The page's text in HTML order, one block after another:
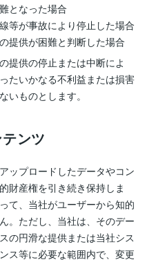
となった場合
等が事故により停止した場合
提供が困難と判断した場合
提供の停止または中断によ
たいかなる不利益または損害
いものとします。
ンツ
ップロードしたデータやコン
財産権を引き続き保持しま
て、当社がユーザーから知的
。ただし、当社は、そのデー
の円滑な提供または当社シス
ス等に必要な範囲内で、変更